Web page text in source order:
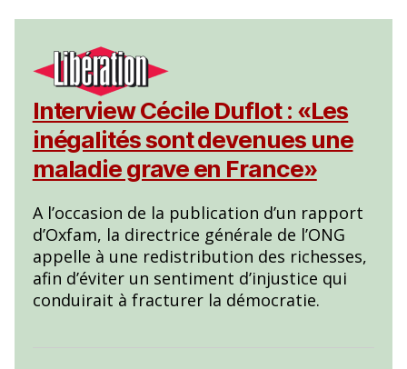
Interview Cécile Duflot : «Les
inégalités sont devenues une
maladie grave en France»
A l’occasion de la publication d’un rapport
d’Oxfam, la directrice générale de l’ONG
appelle à une redistribution des richesses,
afin d’éviter un sentiment d’injustice qui
conduirait à fracturer la démocratie.